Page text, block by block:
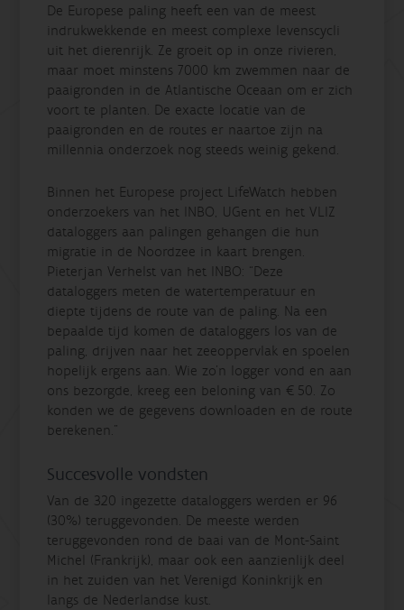
De Europese paling heeft een van de meest
indrukwekkende en meest complexe levenscycli
uit het dierenrijk. Ze groeit op in onze rivieren,
maar moet minstens 7000 km zwemmen naar de
paaigronden in de Atlantische Oceaan om er zich
voort te planten. De exacte locatie van de
paaigronden en de routes er naartoe zijn na
millennia onderzoek nog steeds weinig gekend.
Binnen het Europese project LifeWatch hebben
onderzoekers van het INBO, UGent en het VLIZ
dataloggers aan palingen gehangen die hun
migratie in de Noordzee in kaart brengen.
Pieterjan Verhelst van het INBO: “Deze
dataloggers meten de watertemperatuur en
diepte tijdens de route van de paling. Na een
bepaalde tijd komen de dataloggers los van de
paling, drijven naar het zeeoppervlak en spoelen
hopelijk ergens aan. Wie zo’n logger vond en aan
ons bezorgde, kreeg een beloning van €50. Zo
konden we de gegevens downloaden en de route
berekenen.”
Succesvolle vondsten
Van de 320 ingezette dataloggers werden er 96
(30%) teruggevonden. De meeste werden
teruggevonden rond de baai van de Mont-Saint
Michel (Frankrijk), maar ook een aanzienlijk deel
in het zuiden van het Verenigd Koninkrijk en
langs de Nederlandse kust.